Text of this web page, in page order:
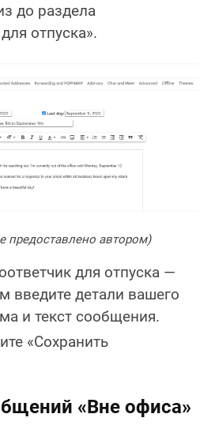
до раздела
отпуска».
предоставлено автором)
для отпуска —
введите детали вашего
и текст сообщения.
«Сохранить
«Вне офиса»